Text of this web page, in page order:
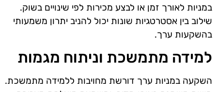
במניות לאורך זמן או לבצע מכירות לפי שינויים בשוק.
שילוב בין אסטרטגיות שונות יכול להניב יתרון משמעותי
בהשקעות ערך.
למידה מתמשכת וניתוח מגמות
השקעה במניות ערך דורשת מחויבות ללמידה מתמשכת.